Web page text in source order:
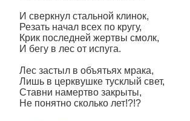
И сверкнул стальной клинок,
Резать начал всех по кругу,
Крик последней жертвы смолк,
И бегу в лес от испуга.
Лес застыл в объятьях мрака,
Лишь в церквушке тусклый свет,
Ставни намертво закрыты,
Не понятно сколько лет!?!?